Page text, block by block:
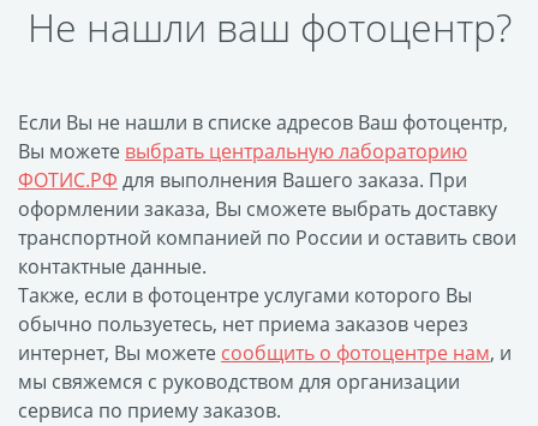
Фотопечать больших
размеров
Картины на холсте
Печать чертежей
Холст настольный с
мольбертом
Roll up
Фото на холсте с карт.
осн. УФ
Пресс-воллы
Флип-Флоп портрет
Не нашли ваш фотоцентр?
Если Вы не нашли в списке адресов Ваш фотоцентр,
Вы можете выбрать центральную лабораторию
ФОТИС.РФ для выполнения Вашего заказа. При
оформлении заказа, Вы сможете выбрать доставку
транспортной компанией по России и оставить свои
контактные данные.
Также, если в фотоцентре услугами которого Вы
обычно пользуетесь, нет приема заказов через
интернет, Вы можете сообщить о фотоцентре нам, и
мы свяжемся с руководством для организации
сервиса по приему заказов.